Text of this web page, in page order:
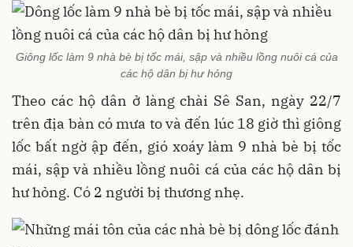
Giông lốc làm 9 nhà bè bị tốc mái, sập và nhiều lồng nuôi cá của
các hộ dân bị hư hỏng
Theo các hộ dân ở làng chài Sê San, ngày 22/7
trên địa bàn có mưa to và đến lúc 18 giờ thì giông
lốc bất ngờ ập đến, gió xoáy làm 9 nhà bè bị tốc
mái, sập và nhiều lồng nuôi cá của các hộ dân bị
hư hỏng. Có 2 người bị thương nhẹ.